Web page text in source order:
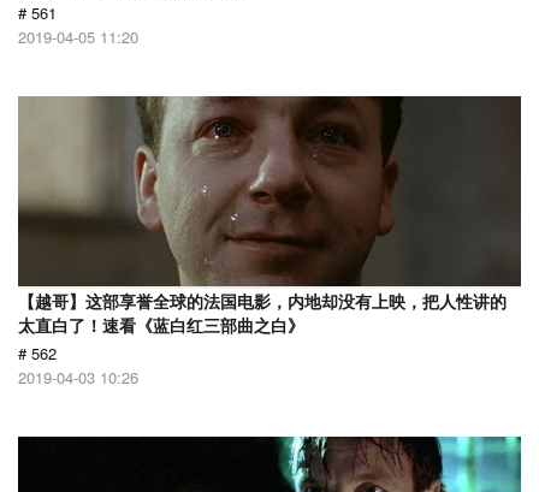
# 561
2019-04-05 11:20
【越哥】这部享誉全球的法国电影，内地却没有上映，把人性讲的
太直白了！速看《蓝白红三部曲之白》
# 562
2019-04-03 10:26